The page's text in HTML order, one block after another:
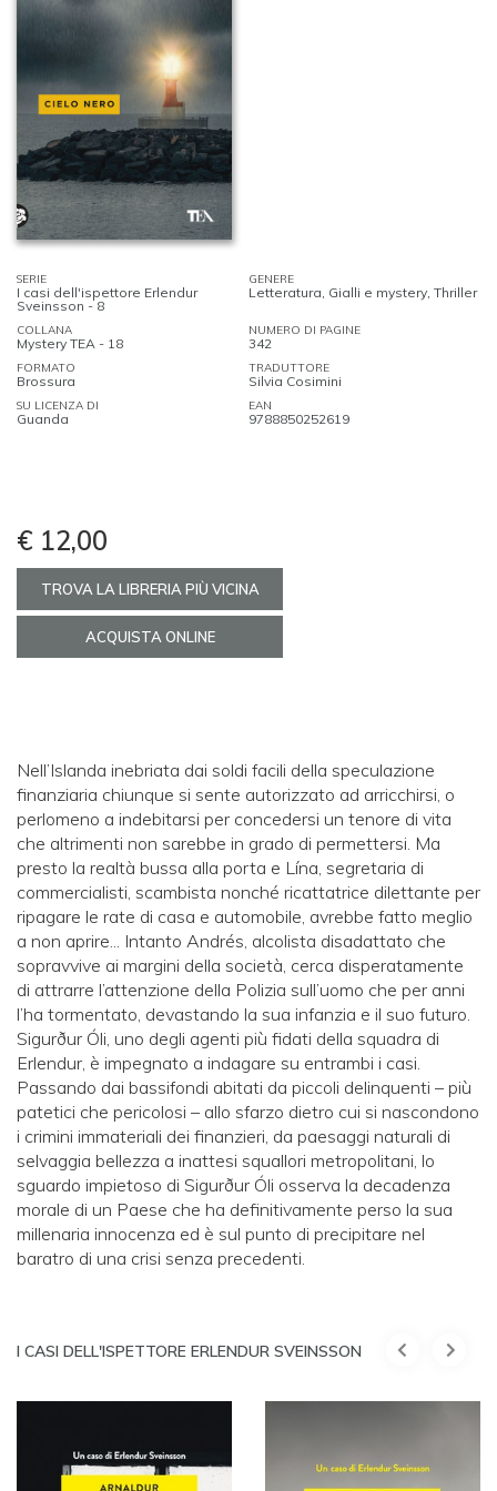
SERIE
I casi dell'ispettore Erlendur
Sveinsson - 8
GENERE
Letteratura, Gialli e mystery, Thriller
COLLANA
Mystery TEA - 18
NUMERO DI PAGINE
342
FORMATO
Brossura
TRADUTTORE
Silvia Cosimini
SU LICENZA DI
Guanda
EAN
9788850252619
€ 12,00
TROVA LA LIBRERIA PIÙ VICINA
ACQUISTA ONLINE
Nell’Islanda inebriata dai soldi facili della speculazione
finanziaria chiunque si sente autorizzato ad arricchirsi, o
perlomeno a indebitarsi per concedersi un tenore di vita
che altrimenti non sarebbe in grado di permettersi. Ma
presto la realtà bussa alla porta e Lína, segretaria di
commercialisti, scambista nonché ricattatrice dilettante per
ripagare le rate di casa e automobile, avrebbe fatto meglio
a non aprire... Intanto Andrés, alcolista disadattato che
sopravvive ai margini della società, cerca disperatamente
di attrarre l’attenzione della Polizia sull’uomo che per anni
l’ha tormentato, devastando la sua infanzia e il suo futuro.
Sigurður Óli, uno degli agenti più fidati della squadra di
Erlendur, è impegnato a indagare su entrambi i casi.
Passando dai bassifondi abitati da piccoli delinquenti – più
patetici che pericolosi – allo sfarzo dietro cui si nascondono
i crimini immateriali dei finanzieri, da paesaggi naturali di
selvaggia bellezza a inattesi squallori metropolitani, lo
sguardo impietoso di Sigurður Óli osserva la decadenza
morale di un Paese che ha definitivamente perso la sua
millenaria innocenza ed è sul punto di precipitare nel
baratro di una crisi senza precedenti.
I CASI DELL'ISPETTORE ERLENDUR SVEINSSON